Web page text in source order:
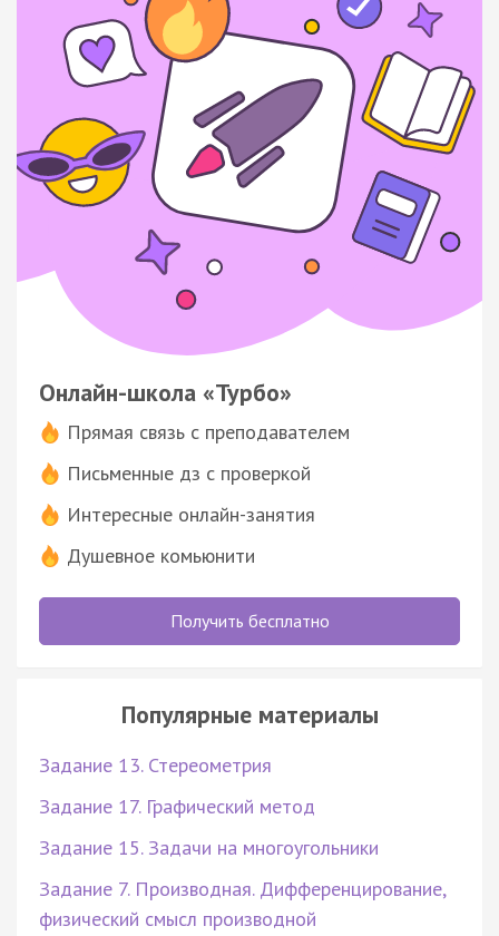
Онлайн-школа «Турбо»
Прямая связь с преподавателем
Письменные дз с проверкой
Интересные онлайн-занятия
Душевное комьюнити
Получить бесплатно
Популярные материалы
Задание 13. Стереометрия
Задание 17. Графический метод
Задание 15. Задачи на многоугольники
Задание 7. Производная. Дифференцирование,
физический смысл производной